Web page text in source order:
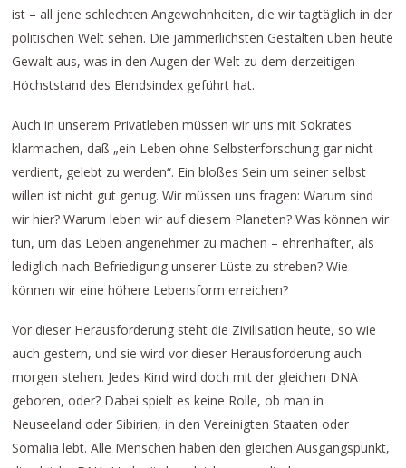
ist – all jene schlechten Angewohnheiten, die wir tagtäglich in der
politischen Welt sehen. Die jämmerlichsten Gestalten üben heute
Gewalt aus, was in den Augen der Welt zu dem derzeitigen
Höchststand des Elendsindex geführt hat.
Auch in unserem Privatleben müssen wir uns mit Sokrates
klarmachen, daß „ein Leben ohne Selbsterforschung gar nicht
verdient, gelebt zu werden“. Ein bloßes Sein um seiner selbst
willen ist nicht gut genug. Wir müssen uns fragen: Warum sind
wir hier? Warum leben wir auf diesem Planeten? Was können wir
tun, um das Leben angenehmer zu machen – ehrenhafter, als
lediglich nach Befriedigung unserer Lüste zu streben? Wie
können wir eine höhere Lebensform erreichen?
Vor dieser Herausforderung steht die Zivilisation heute, so wie
auch gestern, und sie wird vor dieser Herausforderung auch
morgen stehen. Jedes Kind wird doch mit der gleichen DNA
geboren, oder? Dabei spielt es keine Rolle, ob man in
Neuseeland oder Sibirien, in den Vereinigten Staaten oder
Somalia lebt. Alle Menschen haben den gleichen Ausgangspunkt,